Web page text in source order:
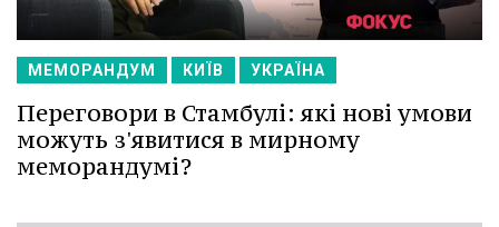
МЕМОРАНДУМ КИЇВ УКРАЇНА
Переговори в Стамбулі: які нові умови
можуть з'явитися в мирному
меморандумі?